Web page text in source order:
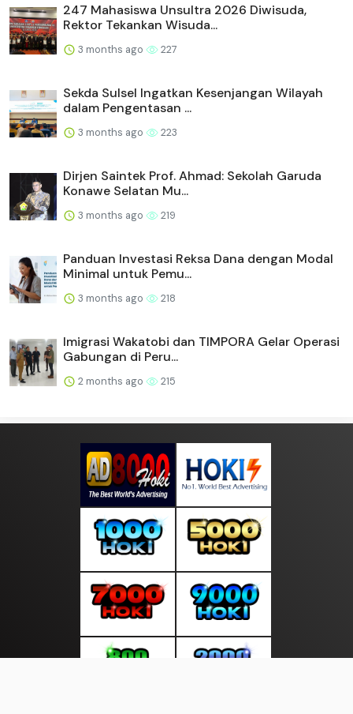
247 Mahasiswa Unsultra 2026 Diwisuda,
Rektor Tekankan Wisuda...
3 months ago 227
Sekda Sulsel Ingatkan Kesenjangan Wilayah
dalam Pengentasan ...
3 months ago 223
Dirjen Saintek Prof. Ahmad: Sekolah Garuda
Konawe Selatan Mu...
3 months ago 219
Panduan Investasi Reksa Dana dengan Modal
Minimal untuk Pemu...
3 months ago 218
Imigrasi Wakatobi dan TIMPORA Gelar Operasi
Gabungan di Peru...
2 months ago 215